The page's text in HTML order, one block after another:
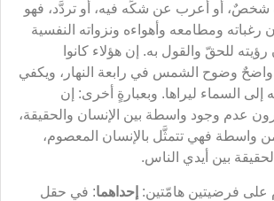
شخصٌ، أو أعرب عن شكِّه فيه، أو تردَّد، فهو
ومطامعه وأهواءه ونزواته النفسية
للحقّ والقول به. إن هؤلاء كانوا
وضوح الشمس في رابعة النهار، ويكفي
إلى السماء ليراها. وبعبارةٍ أخرى: إن
عدم وجود واسطة بين الإنسان والحقيقة،
واسطة فهي تتمثَّل بالإنسان المعصوم،
بين أيدي الناس.
على فرضيتين هامّتين: إحداهما: في حقل